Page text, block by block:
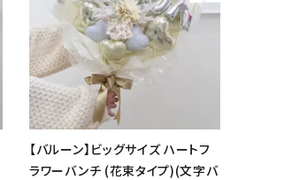
【バルーン】ビッグサイズ ハートフ
ラワーバンチ (花束タイプ)(文字バ